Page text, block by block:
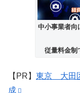
中小事業者向
従量料金制
【PR】 東京 大田
成